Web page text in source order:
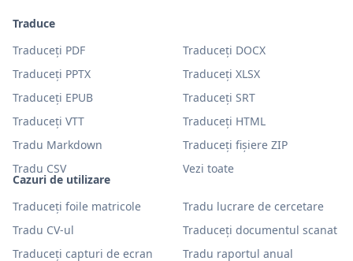
Cazuri de utilizare
Traduceți foile matricole
Tradu lucrare de cercetare
Tradu CV-ul
Traduceți documentul scanat
Traduceți capturi de ecran
Tradu raportul anual
Traduce
Traduceți PDF
Traduceți DOCX
Traduceți PPTX
Traduceți XLSX
Traduceți EPUB
Traduceți SRT
Traduceți VTT
Traduceți HTML
Tradu Markdown
Traduceți fișiere ZIP
Tradu CSV
Vezi toate